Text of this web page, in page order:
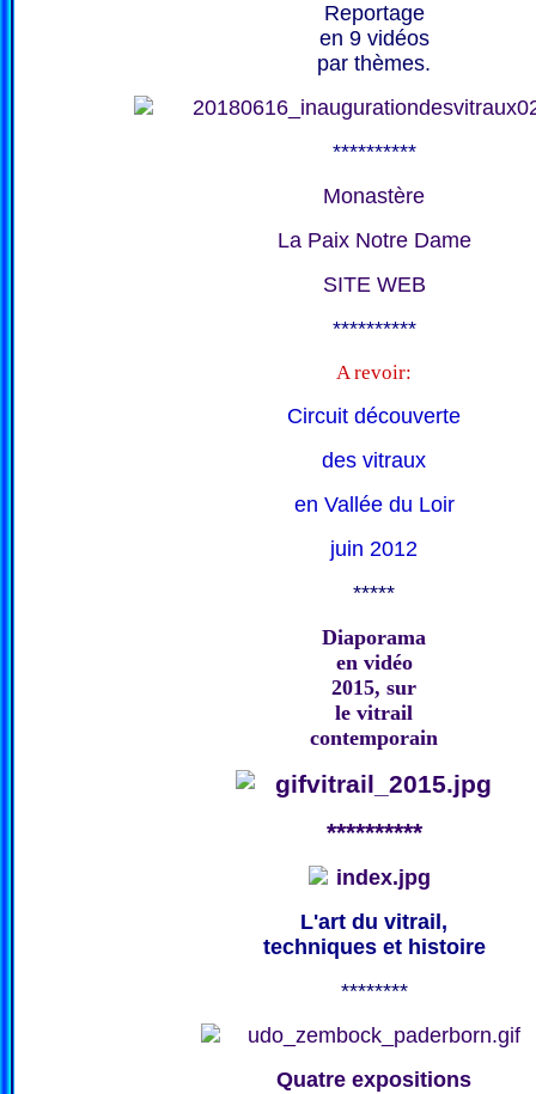
Reportage
en 9 vidéos
par thèmes.
**********
Monastère
La Paix Notre Dame
SITE WEB
**********
A revoir:
Circuit découverte
des vitraux
en Vallée du Loir
juin 2012
*****
Diaporama
en vidéo
2015, sur
le vitrail
contemporain
**********
L'art du vitrail,
techniques et histoire
********
Quatre expositions